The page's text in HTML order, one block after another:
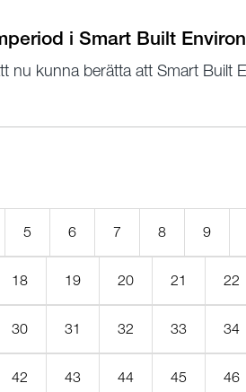
i Smart Built
nu kunna berätta att Smart Built
5 6 7 8 9
18 19 20 21 22
30 31 32 33 34
42 43 44 45 46